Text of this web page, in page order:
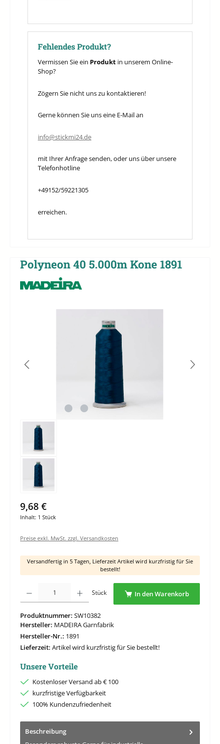
Fehlendes Produkt?
Vermissen Sie ein Produkt in unserem Online-
Shop?
Zögern Sie nicht uns zu kontaktieren!
Gerne können Sie uns eine E-Mail an
info@stickmi24.de
mit Ihrer Anfrage senden, oder uns über unsere
Telefonhotline
+49152/59221305
erreichen.
Polyneon 40 5.000m Kone 1891
9,68 €
Inhalt: 1 Stück
Preise exkl. MwSt. zzgl. Versandkosten
Versandfertig in 5 Tagen, Lieferzeit Artikel wird kurzfristig für Sie
bestellt!
Produkt Anzahl: Gib den gewünschten Wert ein oder benutze die Schaltflächen um
Stück In den Warenkorb
Produktnummer: SW10382
Hersteller: MADEIRA Garnfabrik
Hersteller-Nr.: 1891
Lieferzeit: Artikel wird kurzfristig für Sie bestellt!
Unsere Vorteile
Kostenloser Versand ab € 100
kurzfristige Verfügbarkeit
100% Kundenzufriedenheit
Beschreibung